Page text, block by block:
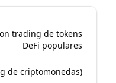
trading de tokens
DeFi populares
de criptomonedas)